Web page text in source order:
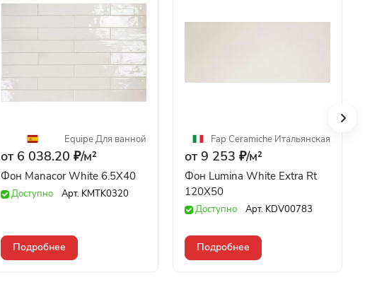
Equipe·Для ванной
от 6 038.20 ₽/м²
Фон Manacor White 6.5X40
Доступно Арт. KMTK0320
Подробнее
Fap Ceramiche·Итальянская
от 9 253 ₽/м²
Фон Lumina White Extra Rt
120X50
Доступно Арт. KDV00783
Подробнее